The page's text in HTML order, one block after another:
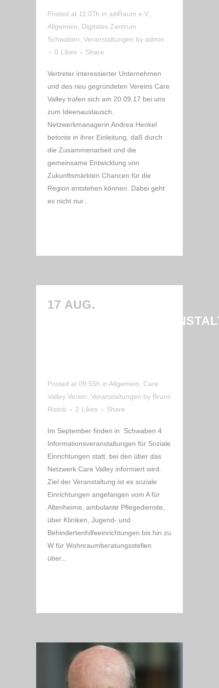
Posted at 11:07h in aitiRaum e.V.
Allgemein
Digitales Zentrum
Schwaben Veranstaltungen by admin
0 Likes Share
Vertreter interessierter Unternehmen
und des neu gegründeten Vereins Care
Valley trafen sich am 20.09.17 bei uns
zum Ideenaustausch.
Netzwerkmanagerin Andrea Henkel
betonte in ihrer Einleitung, daß durch
die Zusammenarbeit und die
gemeinsame Entwicklung von
Zukunftsmärkten Chancen für die
Region entstehen können. Dabei geht
es nicht nur...
17 AUG.
Posted at 09:55h in Allgemein
Care
Valley Verein Veranstaltungen by Bruno
Ristok
2 Likes Share
Im September finden in Schwaben 4
Informationsveranstaltungen für Soziale
Einrichtungen statt, bei den über das
Netzwerk Care Valley informiert wird.
Ziel der Veranstaltung ist es soziale
Einrichtungen angefangen vom A für
Altenheime, ambulante Pflegedienste,
über Kliniken, Jugend- und
Behindertenhilfeeinrichtungen bis hin zu
W für Wohnraumberatungsstellen
über...